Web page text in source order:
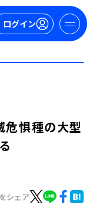
ログイン
危惧種の大型
シェア